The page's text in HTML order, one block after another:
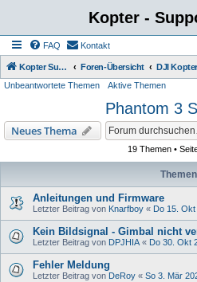
Kopter -
FAQ Kontakt
Kopter Support - von Anwendern für Anwender. Foren-Übersicht DJI Kopter
Unbeantwortete Themen Aktive Themen
Phantom 3
Neues Thema
19 Themen •
Themen
Anleitungen und Firmware
Letzter Beitrag von Knarfboy « Do 15.
Kein Bildsignal - Gimbal nicht
Letzter Beitrag von DPJHIA « Do 30. Okt
Fehler Meldung
Letzter Beitrag von DeRoy « So 3. Mär